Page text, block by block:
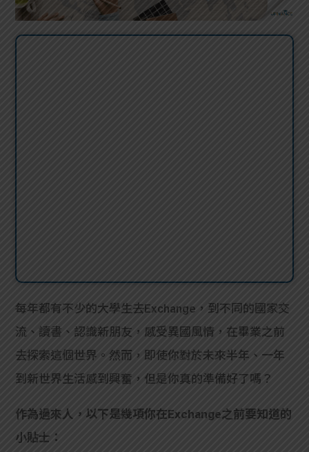
每年都有不少的大學生去Exchange，到不同的國家交
流、讀書、認識新朋友，感受異國風情，在畢業之前
去探索這個世界。然而，即使你對於未來半年、一年
到新世界生活感到興奮，但是你真的準備好了嗎？
作為過來人，以下是幾項你在Exchange之前要知道的
小貼士：